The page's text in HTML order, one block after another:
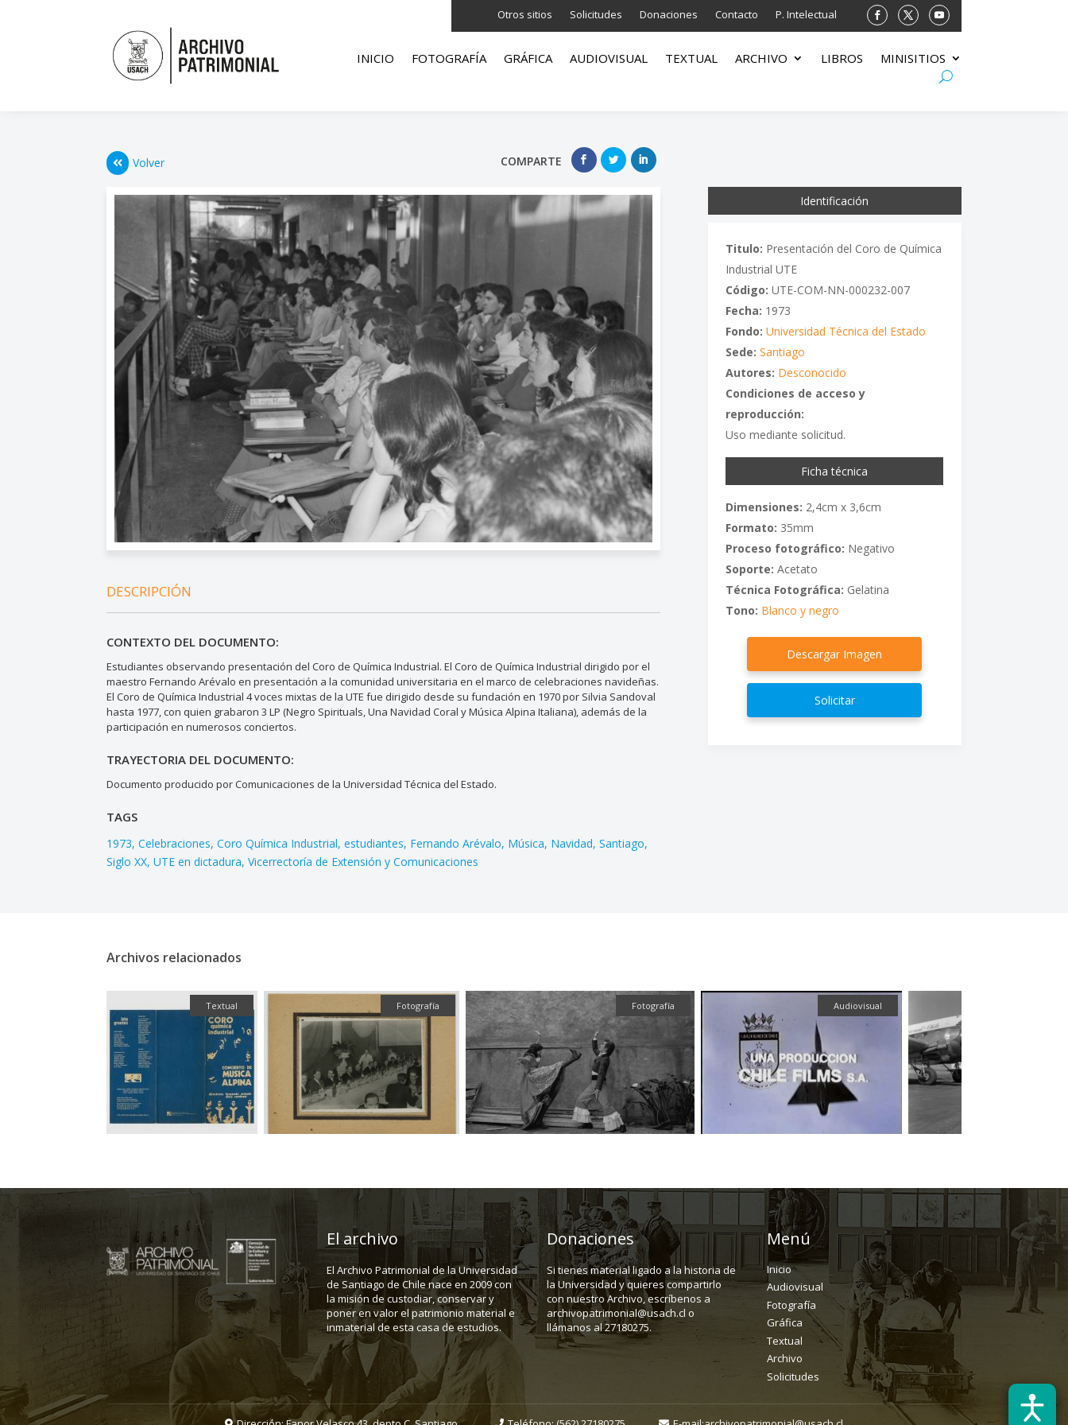
Otros sitios Solicitudes Donaciones Contacto P. Intelectual
INICIO FOTOGRAFÍA GRÁFICA AUDIOVISUAL TEXTUAL ARCHIVO LIBROS MINISITIOS
Volver COMPARTE
DESCRIPCIÓN
CONTEXTO DEL DOCUMENTO:
Estudiantes observando presentación del Coro de Química Industrial. El Coro de Química Industrial dirigido por el
maestro Fernando Arévalo en presentación a la comunidad universitaria en el marco de celebraciones navideñas.
El Coro de Química Industrial 4 voces mixtas de la UTE fue dirigido desde su fundación en 1970 por Silvia Sandoval
hasta 1977, con quien grabaron 3 LP (Negro Spirituals, Una Navidad Coral y Música Alpina Italiana), además de la
participación en numerosos conciertos.
TRAYECTORIA DEL DOCUMENTO:
Documento producido por Comunicaciones de la Universidad Técnica del Estado.
TAGS
1973 Celebraciones Coro Química Industrial estudiantes Fernando Arévalo Música Navidad Santiago
Siglo XX UTE en dictadura Vicerrectoría de Extensión y Comunicaciones
Identificación
Titulo: Presentación del Coro de Química
Industrial UTE
Código: UTE-COM-NN-000232-007
Fecha: 1973
Fondo: Universidad Técnica del Estado
Sede: Santiago
Autores: Desconocido
Condiciones de acceso y
reproducción:
Uso mediante solicitud.
Ficha técnica
Dimensiones: 2,4cm x 3,6cm
Formato: 35mm
Proceso fotográfico: Negativo
Soporte: Acetato
Técnica Fotográfica: Gelatina
Tono: Blanco y negro
Descargar Imagen
Solicitar
Archivos relacionados
Fotografía Audiovisual Fotografía
El archivo
El Archivo Patrimonial de la Universidad
de Santiago de Chile nace en 2009 con
la misión de custodiar, conservar y
poner en valor el patrimonio material e
inmaterial de esta casa de estudios.
Donaciones
Si tienes material ligado a la historia de
la Universidad y quieres compartirlo
con nuestro Archivo, escríbenos a
archivopatrimonial@usach.cl o
llámanos al 27180275.
Menú
Inicio
Audiovisual
Fotografía
Gráfica
Textual
Archivo
Solicitudes